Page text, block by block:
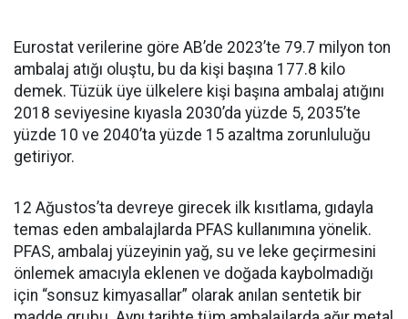
Eurostat verilerine göre AB’de 2023’te 79.7 milyon ton
ambalaj atığı oluştu, bu da kişi başına 177.8 kilo
demek. Tüzük üye ülkelere kişi başına ambalaj atığını
2018 seviyesine kıyasla 2030’da yüzde 5, 2035’te
yüzde 10 ve 2040’ta yüzde 15 azaltma zorunluluğu
getiriyor.
12 Ağustos’ta devreye girecek ilk kısıtlama, gıdayla
temas eden ambalajlarda PFAS kullanımına yönelik.
PFAS, ambalaj yüzeyinin yağ, su ve leke geçirmesini
önlemek amacıyla eklenen ve doğada kaybolmadığı
için “sonsuz kimyasallar” olarak anılan sentetik bir